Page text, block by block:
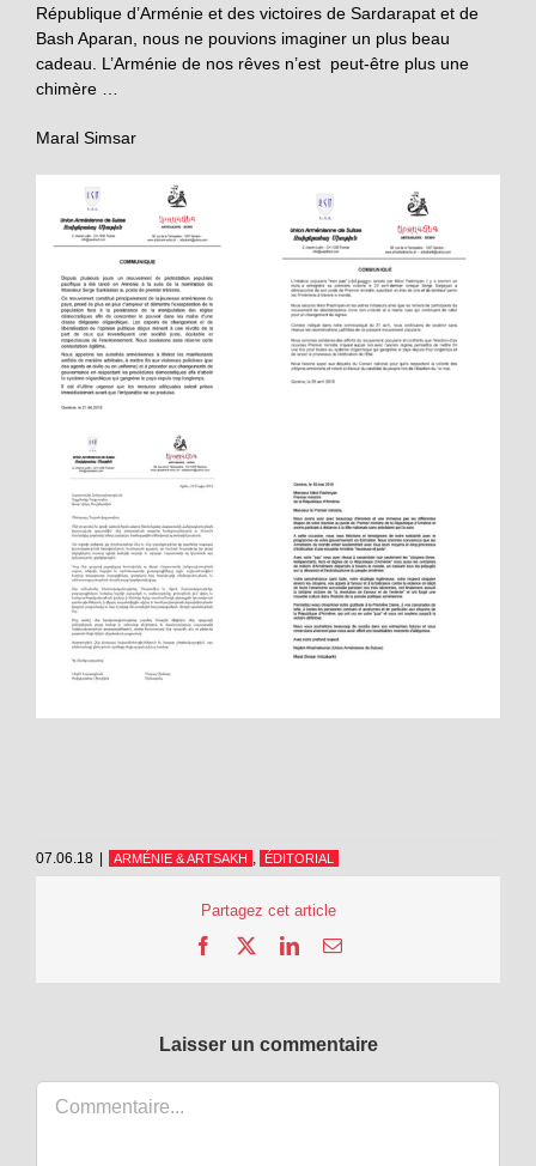
République d’Arménie et des victoires de Sardarapat et de
Bash Aparan, nous ne pouvions imaginer un plus beau
cadeau. L’Arménie de nos rêves n’est peut-être plus une
chimère …
Maral Simsar
07.06.18 ARMÉNIE & ARTSAKH , ÉDITORIAL
Partagez cet article
Facebook LinkedInEmail
Laisser un commentaire
Commentaire